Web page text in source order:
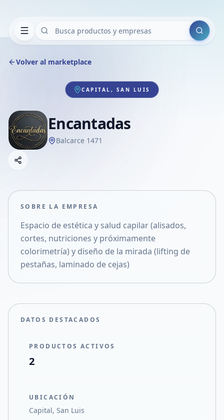
Buscar
Volver al marketplace
CAPITAL, SAN LUIS
Encantadas
Balcarce 1471
Compartir empresa
Compartir en X
SOBRE LA EMPRESA
​Espacio de estética y salud capilar (alisados,
cortes, nutriciones y próximamente
colorimetría) y diseño de la mirada (lifting de
pestañas, laminado de cejas)
DATOS DESTACADOS
PRODUCTOS ACTIVOS
2
UBICACIÓN
Capital, San Luis